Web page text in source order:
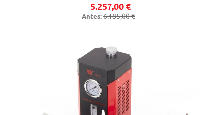
5.257,00 €
Antes:6.185,00 €